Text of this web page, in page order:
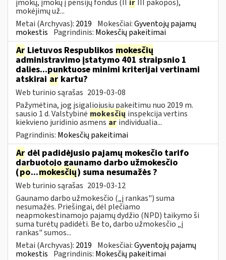
įmokų, įmokų į pensijų fondus (II ir III pakopos),
mokėjimų už...
Metai (Archyvas): 2019 Mokesčiai:Gyventojų pajamų
mokestis Pagrindinis: Mokesčių pakeitimai
Ar Lietuvos Respublikos mokesčių
administravimo įstatymo 401 straipsnio 1
dalies...punktuose minimi kriterijai vertinami
atskirai ar kartu?
Web turinio sąrašas 2019-03-08
Pažymėtina, jog įsigaliojusiu pakeitimu nuo 2019 m.
sausio 1 d. Valstybinė mokesčių inspekcija vertins
kiekvieno juridinio asmensarindividualia...
Pagrindinis: Mokesčių pakeitimai
Ar dėl padidėjusio pajamų mokesčio tarifo
darbuotojo gaunamo darbo užmokesčio
(po...mokesčių) suma nesumažės ?
Web turinio sąrašas 2019-03-12
Gaunamo darbo užmokesčio („į rankas") suma
nesumažės. Priešingai, dėl plečiamo
neapmokestinamojo pajamų dydžio (NPD) taikymo ši
suma turėtų padidėti. Be to, darbo užmokesčio „į
rankas" sumos...
Metai (Archyvas): 2019 Mokesčiai:Gyventojų pajamų
mokestis Pagrindinis: Mokesčių pakeitimai